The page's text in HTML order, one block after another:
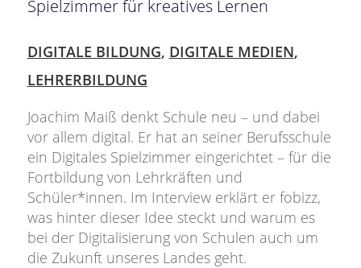
Spielzimmer für kreatives Lernen
DIGITALE BILDUNG, DIGITALE MEDIEN,
LEHRERBILDUNG
Joachim Maiß denkt Schule neu – und dabei
vor allem digital. Er hat an seiner Berufsschule
ein Digitales Spielzimmer eingerichtet – für die
Fortbildung von Lehrkräften und
Schüler*innen. Im Interview erklärt er fobizz,
was hinter dieser Idee steckt und warum es
bei der Digitalisierung von Schulen auch um
die Zukunft unseres Landes geht.